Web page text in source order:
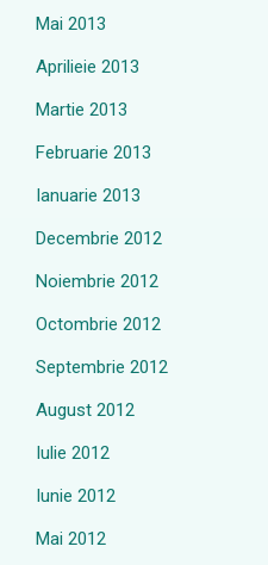
Mai 2013
Aprilieie 2013
Martie 2013
Februarie 2013
Ianuarie 2013
Decembrie 2012
Noiembrie 2012
Octombrie 2012
Septembrie 2012
August 2012
Iulie 2012
Iunie 2012
Mai 2012